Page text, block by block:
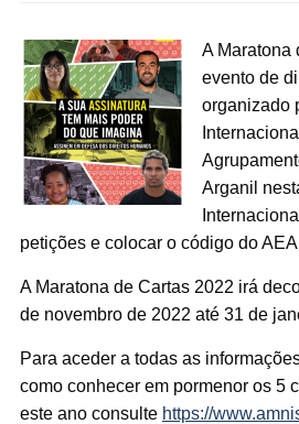
A Maratona
evento de
organizado
Arganil
petições e colocar o código do
A Maratona de Cartas 2022 irá
de novembro de 2022 até 31 de
Para aceder a todas as
como conhecer em pormenor os 5
este ano consulte https://